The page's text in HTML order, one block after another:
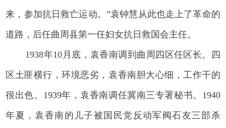
来，参加抗日救亡运动。”袁钟慧从此也走上了革命的
道路，后任曲周县第一任妇女抗日救国会主任。
1938年10月底，袁香南调到曲周四区任区长。四
区土匪横行，环境恶劣，袁香南胆大心细，工作干的
很出色。1939年，袁香南调任冀南三专署秘书。1940
年夏，袁香南的儿子被国民党反动军阀石友三部杀